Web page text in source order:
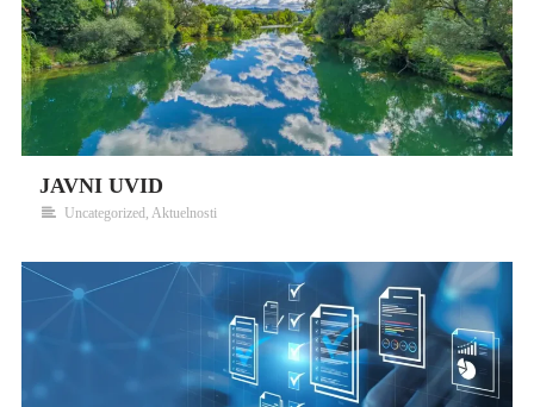
JAVNI UVID
Uncategorized ,Aktuelnosti